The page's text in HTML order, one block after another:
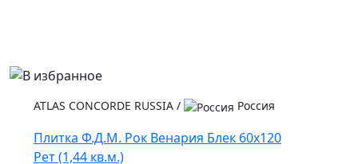
ATLAS CONCORDE RUSSIA / Россия
Плитка Ф.Д.М. Pок Венария Блек 60x120
Рет (1,44 кв.м.)